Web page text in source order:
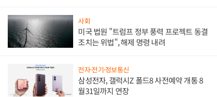
사회
미국 법원 "트럼프 정부 풍력 프로젝트 동결
조치는 위법", 해제 명령 내려
전자·전기·정보통신
삼성전자, 갤럭시Z 폴드8 사전예약 개통 8
월31일까지 연장